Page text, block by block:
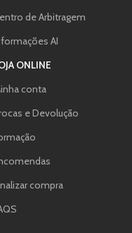
de Arbitragem
AI
ONLINE
conta
e Devolução
compra